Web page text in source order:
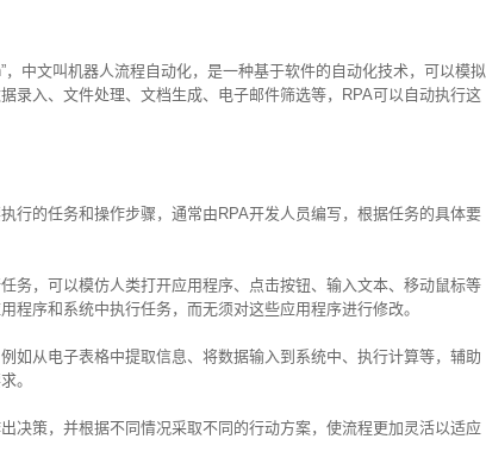
，中文叫机器人流程自动化，是一种基于软件的自动化技术，可以模拟
录入、文件处理、文档生成、电子邮件筛选等，RPA可以自动执行这
行的任务和操作步骤，通常由RPA开发人员编写，根据任务的具体要
务，可以模仿人类打开应用程序、点击按钮、输入文本、移动鼠标等
程序和系统中执行任务，而无须对这些应用程序进行修改。
如从电子表格中提取信息、将数据输入到系统中、执行计算等，辅助
。
决策，并根据不同情况采取不同的行动方案，使流程更加灵活以适应